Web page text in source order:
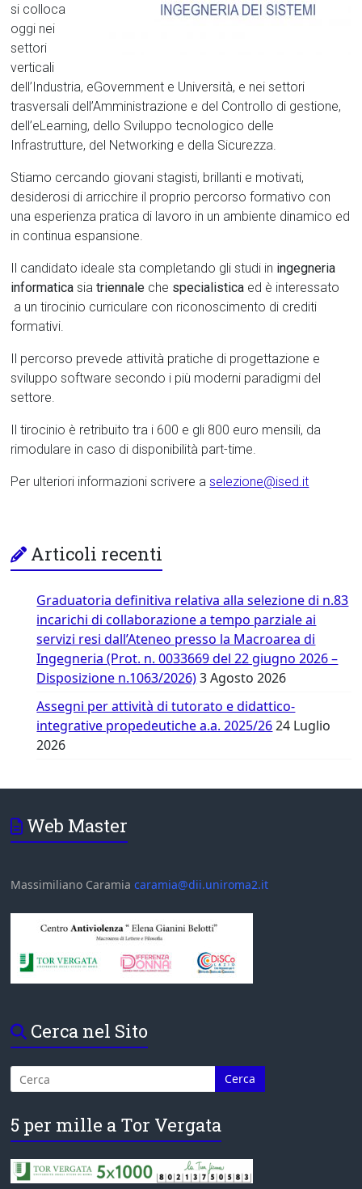
si colloca
oggi nei
settori
verticali
dell’Industria, eGovernment e Università, e nei settori
trasversali dell’Amministrazione e del Controllo di gestione,
dell’eLearning, dello Sviluppo tecnologico delle
Infrastrutture, del Networking e della Sicurezza.
Stiamo cercando giovani stagisti, brillanti e motivati,
desiderosi di arricchire il proprio percorso formativo con
una esperienza pratica di lavoro in un ambiente dinamico ed
in continua espansione.
Il candidato ideale sta completando gli studi in ingegneria
informatica siatriennale che specialistica ed è interessato
a un tirocinio curriculare con riconoscimento di crediti
formativi.
Il percorso prevede attività pratiche di progettazione e
sviluppo software secondo i più moderni paradigmi del
settore.
Il tirocinio è retribuito tra i 600 e gli 800 euro mensili, da
rimodulare in caso di disponibilità part-time.
Per ulteriori informazioni scrivere aselezione@ised.it
Articoli recenti
Graduatoria definitiva relativa alla selezione di n.83
incarichi di collaborazione a tempo parziale ai
servizi resi dall’Ateneo presso la Macroarea di
Ingegneria (Prot. n. 0033669 del 22 giugno 2026 –
Disposizione n.1063/2026) 3 Agosto 2026
Assegni per attività di tutorato e didattico-
integrative propedeutiche a.a. 2025/26 24 Luglio
2026
Web Master
Massimiliano Caramiacaramia@dii.uniroma2.it
Cerca nel Sito
5 per mille a Tor Vergata